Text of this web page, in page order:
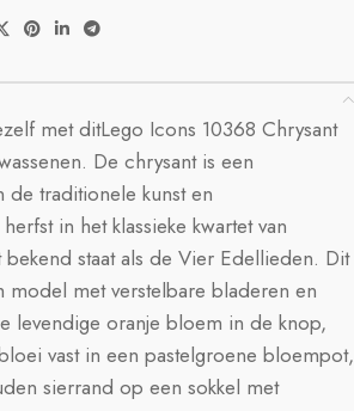
met ditLego Icons 10368 Chrysant
De chrysant is een
traditionele kunst en
in het klassieke kwartet van
staat als de Vier Edellieden. Dit
met verstelbare bladeren en
levendige oranje bloem in de knop,
vast in een pastelgroene bloempot,
sierrand op een sokkel met